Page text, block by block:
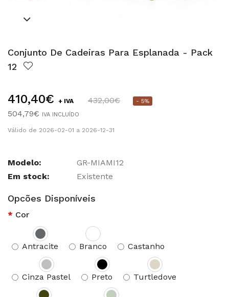
Conjunto De Cadeiras Para Esplanada - Pack
12
410,40€ + IVA 432,00€ - 5%
504,79€ IVA INCLUÍDO
Válido de 2026-02-01 a 2026-12-31
Modelo:
GR-MIAMI12
Em stock:
Existente
Opcões Disponíveis
Cor
Antracite Branco Castanho
Cinza Pastel Preto Turtledove